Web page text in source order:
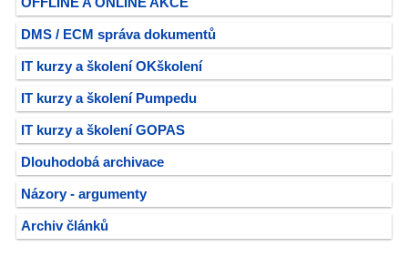
DMS / ECM správa dokumentů
IT kurzy a školení OKškolení
IT kurzy a školení Pumpedu
IT kurzy a školení GOPAS
Dlouhodobá archivace
Názory - argumenty
Archiv článků